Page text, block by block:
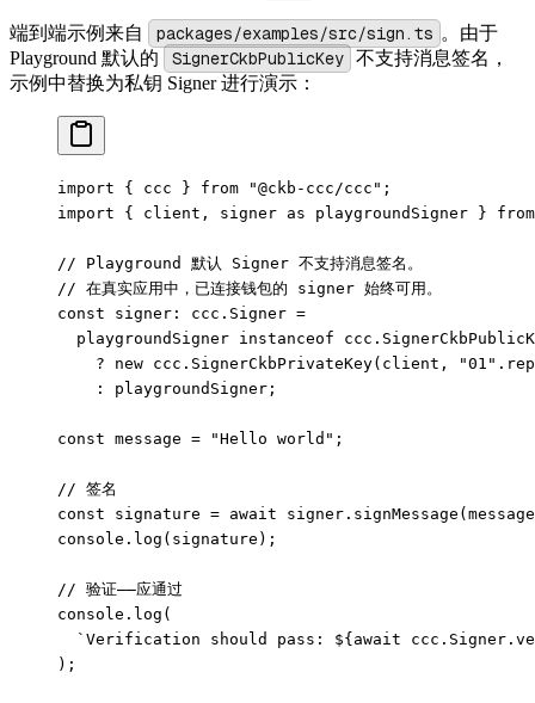
端到端示例来自 packages/examples/src/sign.ts 。由于
Playground 默认的
SignerCkbPublicKey
不支持消息签名，
示例中替换为私钥 Signer 进行演示：
import { ccc } from "@ckb-ccc/ccc" ;
import { client, signer as playgroundSigner } from
// Playground 默认 Signer 不支持消息签名。
// 在真实应用中，已连接钱包的 signer 始终可用。
const signer : ccc . Signer =
  playgroundSigner
instanceof ccc .
    ?
new ccc. SignerCkbPrivateKey(client, "01" .
    :
playgroundSigner;
const message = "Hello world" ;
// 签名
const signature = await signer. signMessage
console. log (signature);
// 验证——应通过
console. log (
  `Verification should pass: ${
await ccc . Signer .
);